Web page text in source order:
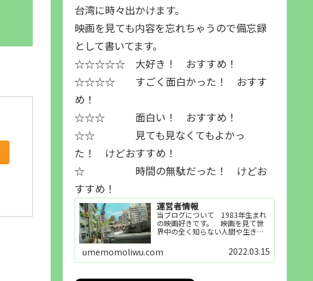
台湾に時々出かけます。
映画を見ても内容を忘れちゃうので備忘録
として書いてます。
☆☆☆☆☆ 大好き！ おすすめ！
☆☆☆☆ すごく面白かった！ おすす
め！
☆☆☆ 面白い！ おすすめ！
☆☆ 見ても見なくてもよかっ
た！ けどおすすめ！
☆ 時間の無駄だった！ けどお
すすめ！
運営者情報
当ブログについて 1983年生まれ
の映画好きです。 映画を見て世
界中の全く知らない人間や生き物
世界知らない世界に触れることが
好きで映画を見てます。「映画を
見られれば幸福度を高い」とわか
umemomoliwu.com 2022.03.15